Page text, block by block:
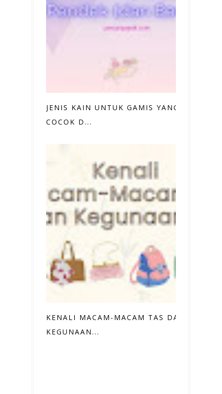
JENIS KAIN UNTUK GAMIS YANG
COCOK D...
KENALI MACAM-MACAM TAS DAN
KEGUNAAN...